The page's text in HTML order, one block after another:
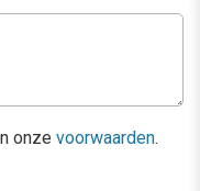
onze voorwaarden.